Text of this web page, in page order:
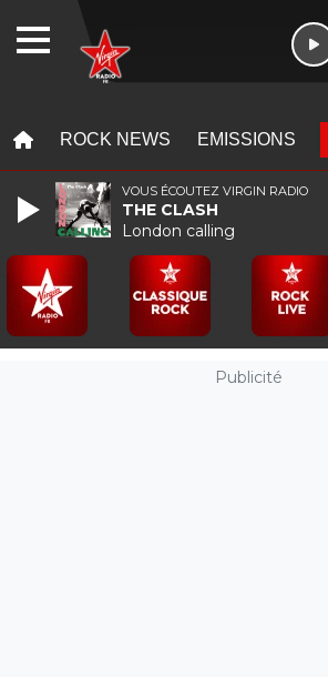
ROCK NEWS EMISSIONS
Publicité
VOUS ÉCOUTEZ VIRGIN RADIO
THE CLASH
London calling
WEBRADIO